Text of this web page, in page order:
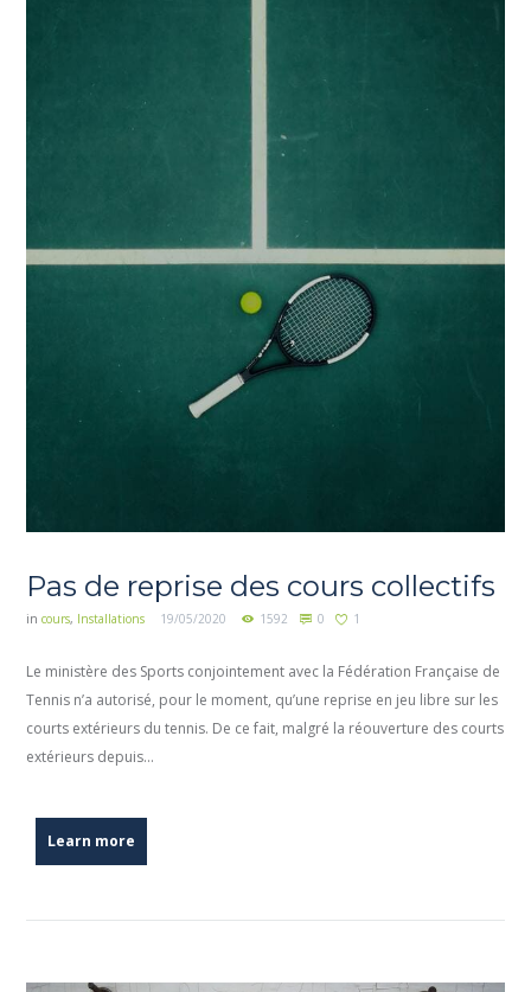
Pas de reprise des cours collectifs
incours, Installations 19/05/2020 1592 0 1
Le ministère des Sports conjointement avec la Fédération Française de
Tennis n’a autorisé, pour le moment, qu’une reprise en jeu libre sur les
courts extérieurs du tennis. De ce fait, malgré la réouverture des courts
extérieurs depuis...
Learn more